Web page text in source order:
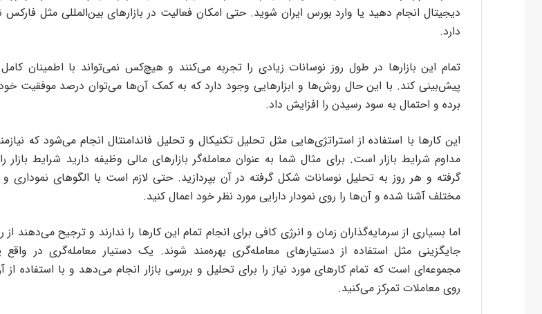
دیجیتال انجام دهید یا وارد بورس ایران شوید. حتی امکان فعالیت در بازارهای بین‌المللی مثل فارکس
دارد.
تمام این بازارها در طول روز نوسانات زیادی را تجربه می‌کنند و هیچ‌کس نمی‌تواند با اطمینان
پیش‌بینی کند. با این حال روش‌ها و ابزارهایی وجود دارد که به کمک آن‌ها می‌توان درصد موفقیت خود
برده و احتمال به سود رسیدن را افزایش داد.
این کارها با استفاده از استراتژی‌هایی مثل تحلیل تکنیکال و تحلیل فاندامنتال انجام می‌شود که
مداوم شرایط بازار است. برای مثال شما به عنوان معامله‌گر بازارهای مالی وظیفه دارید شرایط بازار
گرفته و هر روز به تحلیل نوسانات شکل گرفته در آن بپردازید. حتی لازم است با الگوهای نموداری و
مختلف آشنا شده و آن‌ها را روی نمودار دارایی مورد نظر خود اعمال کنید.
اما بسیاری از سرمایه‌گذاران زمان و انرژی کافی برای انجام تمام این کارها را ندارند و ترجیح می‌دهند
جایگزینی مثل استفاده از دستیارهای معامله‌گری بهره‌مند شوند. یک دستیار معامله‌گری در واقع
مجموعه‌ای است که تمام کارهای مورد نیاز را برای تحلیل و بررسی بازار انجام می‌دهد و با استفاده از
روی معاملات تمرکز می‌کنید.